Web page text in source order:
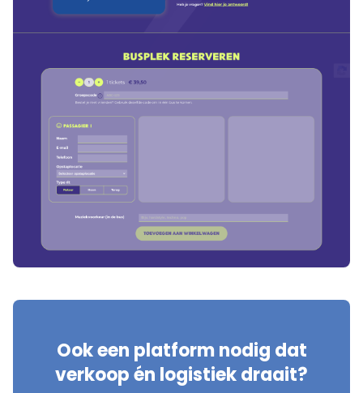
Ook een platform nodig dat
verkoop én logistiek draait?